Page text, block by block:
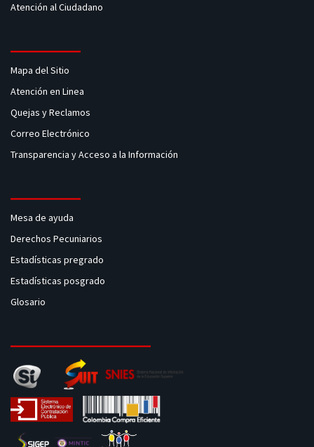
Atención al Ciudadano
Mapa del Sitio
Atención en Linea
Quejas y Reclamos
Correo Electrónico
Transparencia y Acceso a la Información
Mesa de ayuda
Derechos Pecuniarios
Estadísticas pregrado
Estadísticas posgrado
Glosario